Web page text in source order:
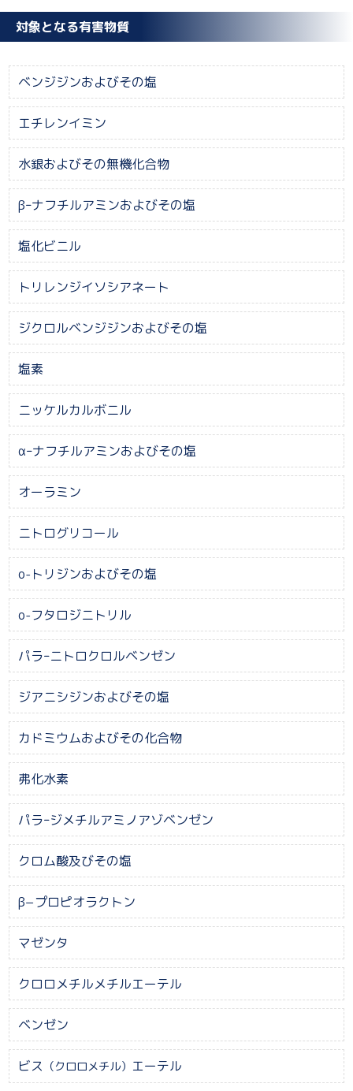
対象となる有害物質
ベンジジンおよびその塩
エチレンイミン
水銀およびその無機化合物
βｰナフチルアミンおよびその塩
塩化ビニル
トリレンジイソシアネート
ジクロルベンジジンおよびその塩
塩素
ニッケルカルボニル
αｰナフチルアミンおよびその塩
オーラミン
ニトログリコール
o-トリジンおよびその塩
o-フタロジニトリル
パラｰニトロクロルベンゼン
ジアニシジンおよびその塩
カドミウムおよびその化合物
弗化水素
パラｰジメチルアミノアゾベンゼン
クロム酸及びその塩
β−プロピオラクトン
マゼンタ
クロロメチルメチルエーテル
ベンゼン
ビス （クロロメチル） エーテル